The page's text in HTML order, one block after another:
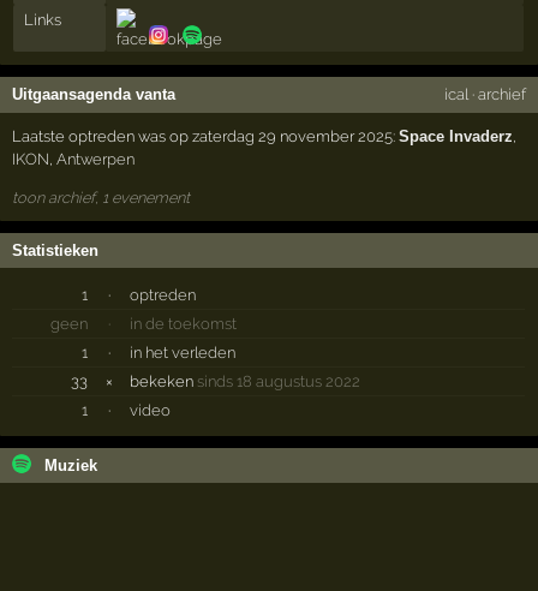
Links
Uitgaansagenda vanta ical· archief
Laatste optreden was op zaterdag 29 november 2025:Space Invaderz
IKON ,Antwerpen
toon archief, 1 evenement
Statistieken
1 ·
optreden
geen
·
in de toekomst
1
·
in het verleden
33
× bekeken sinds 18 augustus 2022
1
· video
Muziek